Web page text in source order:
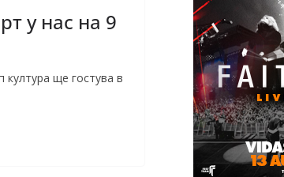
у нас на 9
култура ще гостува в